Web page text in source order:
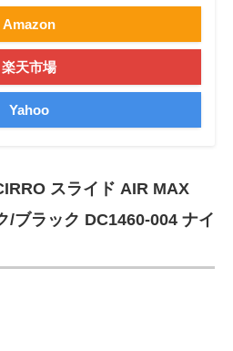
Amazon
楽天市場
Yahoo
スライド AIR MAX
/ブラック DC1460-004 ナイ